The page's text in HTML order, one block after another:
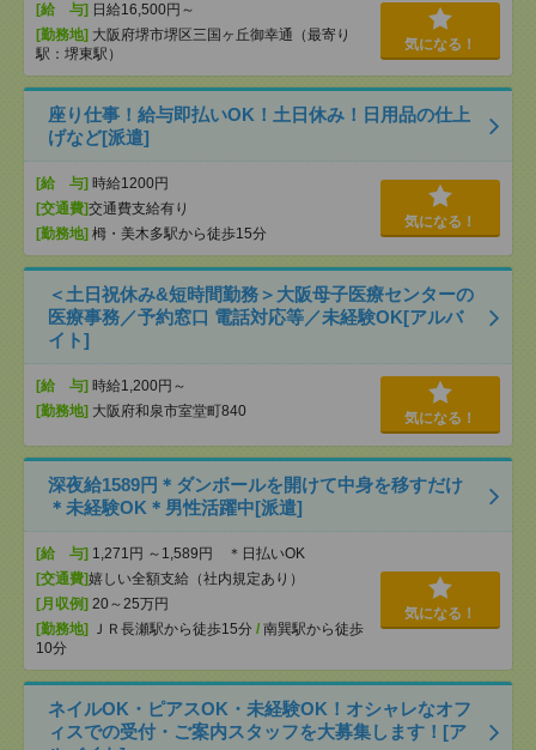
[給 与] 日給16,500円～
[勤務地] 大阪府堺市堺区三国ヶ丘御幸通（最寄り
駅：堺東駅）
気になる！
座り仕事！給与即払いOK！土日休み！日用品の仕上
げなど[派遣]
[給 与] 時給1200円
[交通費]交通費支給有り
[勤務地] 栂・美木多駅から徒歩15分
気になる！
＜土日祝休み&短時間勤務＞大阪母子医療センターの
医療事務／予約窓口 電話対応等／未経験OK[アルバ
イト]
[給 与] 時給1,200円～
[勤務地] 大阪府和泉市室堂町840 気になる！
深夜給1589円＊ダンボールを開けて中身を移すだけ
＊未経験OK＊男性活躍中[派遣]
[給 与] 1,271円 ～1,589円 ＊日払いOK
[交通費]嬉しい全額支給（社内規定あり）
[月収例] 20～25万円
[勤務地]
ＪＲ長瀬駅から徒歩15分 / 南巽駅から徒歩
10分
気になる！
ネイルOK・ピアスOK・未経験OK！オシャレなオフ
ィスでの受付・ご案内スタッフを大募集します！[ア